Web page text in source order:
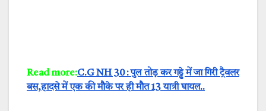
Read more:C.G NH 30 : पुल तोड़ कर गड्ढे में जा गिरी ट्रैवलर
बस,हादसे में एक की मौके पर ही मौत 13 यात्री घायल..